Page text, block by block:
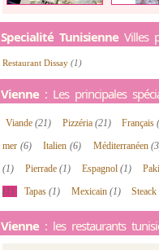
Specialité Tunisienne Villes
Restaurant Dissay (1)
Vienne : Les principales
Viande(21) Pizzéria (21) Français
mer (6) Italien(6) Méditerranéen
(1)
Pierrade (1) Espagnol (1)
(1)
Tapas(1) Mexicain (1)
Vienne : les restaurants